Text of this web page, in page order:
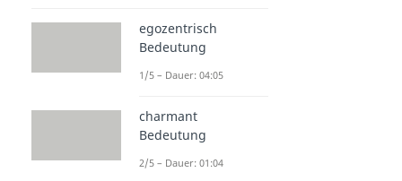
egozentrisch
Bedeutung
1/5 – Dauer: 04:05
charmant
Bedeutung
2/5 – Dauer: 01:04